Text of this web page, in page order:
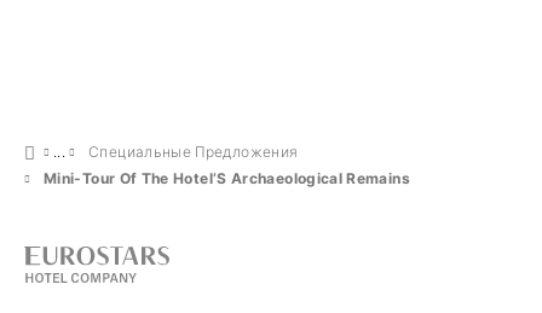
Специальные Предложения
Mini-Tour Of The Hotel’S Archaeological Remains